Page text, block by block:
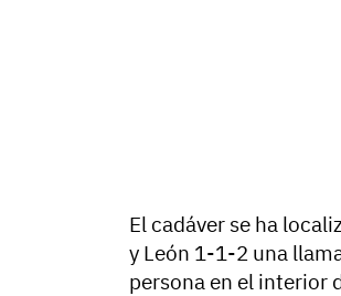
El cadáver se ha
y León 1-1-2 una
persona en el interior